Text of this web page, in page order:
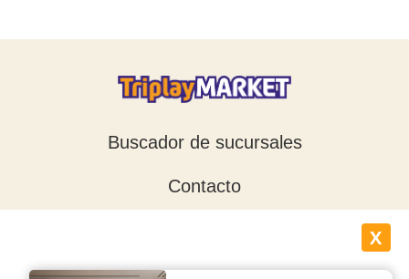
Buscador de sucursales
Contacto
X